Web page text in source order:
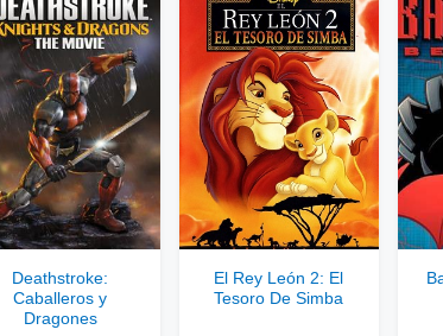
Comprar Cuenta
Deathstroke:
Caballeros y
Dragones
El Rey León 2: El
Tesoro De Simba